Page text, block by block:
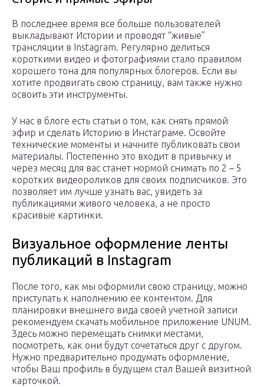
В последнее время все больше пользователей
выкладывают Истории и проводят “живые”
трансляции в Instagram. Регулярно делиться
короткими видео и фотографиями стало правилом
хорошего тона для популярных блогеров. Если вы
хотите продвигать свою страницу, вам также нужно
освоить эти инструменты.
У нас в блоге есть статьи о том, как снять прямой
эфир и сделать Историю в Инстаграме. Освойте
технические моменты и начните публиковать свои
материалы. Постепенно это входит в привычку и
через месяц для вас станет нормой снимать по 2 – 5
коротких видеороликов для своих подписчиков. Это
позволяет им лучше узнать вас, увидеть за
публикациями живого человека, а не просто
красивые картинки.
Визуальное оформление ленты
публикаций в Instagram
После того, как мы оформили свою страницу, можно
приступать к наполнению ее контентом. Для
планировки внешнего вида своей учетной записи
рекомендуем скачать мобильное приложение UNUM.
Здесь можно перемещать снимки местами,
посмотреть, как они будут сочетаться друг с другом.
Нужно предварительно продумать оформление,
чтобы Ваш профиль в будущем стал Вашей визитной
карточкой.